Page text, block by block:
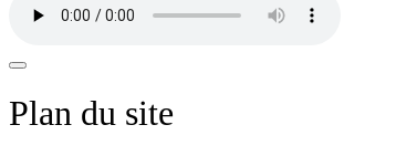
Plan du site